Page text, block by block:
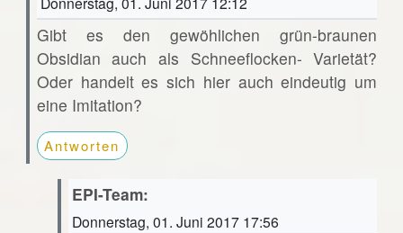
Gibt es den gewöhlichen grün-braunen
Obsidian auch als Schneeflocken- Varietät?
Oder handelt es sich hier auch eindeutig um
eine Imitation?
Antworten
EPI-Team:
Donnerstag, 01. Juni 2017 17:56